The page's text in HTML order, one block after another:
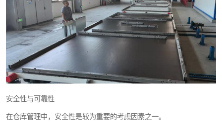
安全性与可靠性
在仓库管理中，安全性是较为重要的考虑因素之一。